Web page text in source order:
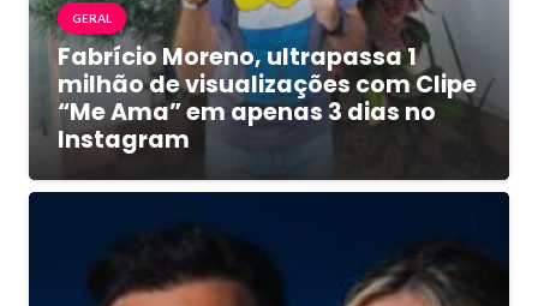
GERAL
Fabrício Moreno, ultrapassa 1
milhão de visualizações com Clipe
“Me Ama” em apenas 3 dias no
Instagram